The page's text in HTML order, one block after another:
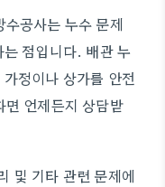
공사는 누수 문제
점입니다. 배관 누
정이나 상가를 안전
언제든지 상담받
및 기타 관련 문제에